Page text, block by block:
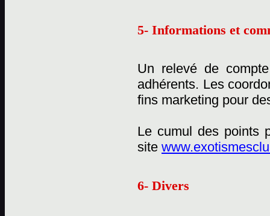
5- Informations et
Un relevé de
adhérents. Les
fins marketing pour
Le cumul des points
site
6- Divers